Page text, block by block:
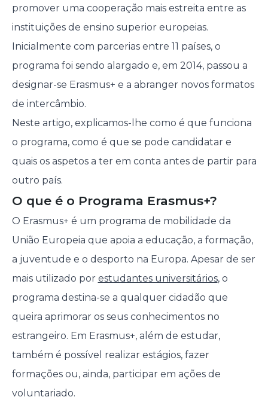
promover uma cooperação mais estreita entre as
instituições de ensino superior europeias.
Inicialmente com parcerias entre 11 países, o
programa foi sendo alargado e, em 2014, passou a
designar-se Erasmus+ e a abranger novos formatos
de intercâmbio.
Neste artigo, explicamos-lhe como é que funciona
o programa, como é que se pode candidatar e
quais os aspetos a ter em conta antes de partir para
outro país.
O que é o Programa Erasmus+?
O Erasmus+ é um programa de mobilidade da
União Europeia que apoia a educação, a formação,
a juventude e o desporto na Europa. Apesar de ser
mais utilizado por estudantes universitários, o
programa destina-se a qualquer cidadão que
queira aprimorar os seus conhecimentos no
estrangeiro. Em Erasmus+, além de estudar,
também é possível realizar estágios, fazer
formações ou, ainda, participar em ações de
voluntariado.